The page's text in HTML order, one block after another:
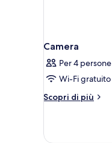
Camera
Per 4 persone
Wi-Fi gratuito
Scopri di più
Altri